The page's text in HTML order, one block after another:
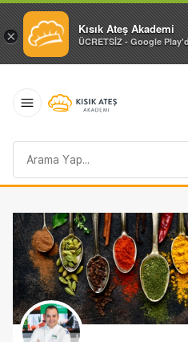
× Kısık Ateş Akademi
ÜCRETSİZ - Google
sorgusu